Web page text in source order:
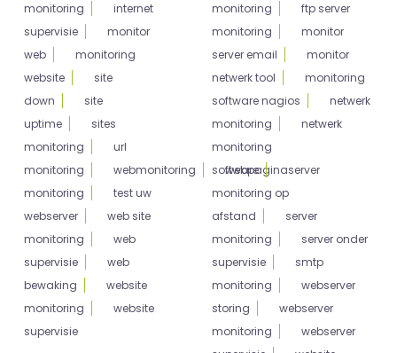
monitoring
internet
supervisie
monitor
web
monitoring
website
site
down
site
uptime
sites
monitoring
url
monitoring
webmonitoring
webpagina
monitoring
test uw
webserver
web site
monitoring
web
supervisie
web
bewaking
website
monitoring
website
supervisie
monitoring
ftp server
monitoring
monitor
server email
monitor
netwerk tool
monitoring
software nagios
netwerk
monitoring
netwerk
monitoring
software
server
monitoring op
afstand
server
monitoring
server onder
supervisie
smtp
monitoring
webserver
storing
webserver
monitoring
webserver